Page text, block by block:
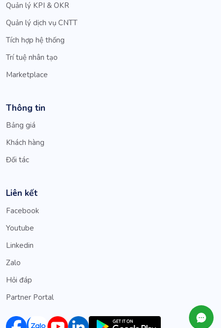
Quản lý KPI & OKR
Quản lý dịch vụ CNTT
Tích hợp hệ thống
Trí tuệ nhân tạo
Marketplace
Thông tin
Bảng giá
Khách hàng
Đối tác
Liên kết
Facebook
Youtube
Linkedin
Zalo
Hỏi đáp
Partner Portal